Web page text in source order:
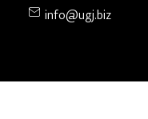
info@ugj.biz